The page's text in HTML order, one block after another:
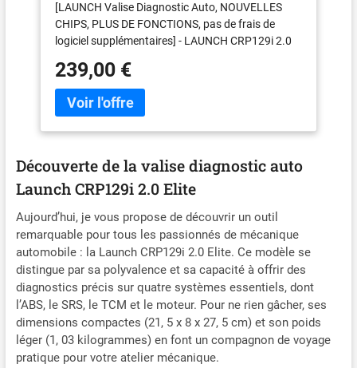
ABS/TPMS/Huile/EPB/SAS/BMS/Adbl
ue,Codage Injecteurs,DPF
Regen,Fonctionnement de
l'écran&Boutons
[LAUNCH Valise Diagnostic Auto, NOUVELLES
CHIPS, PLUS DE FONCTIONS, pas de frais de
logiciel supplémentaires] - LAUNCH CRP129i 2.0
écran tactile HD 720P de 5 pouces, conception de
clavier pour une meilleure opération, 👍Upgrade
Fast 8.1 Android, 32G RAM, 6100mah BAT ; 👍
obtenir des informations de diagnostic de manière
efficace et efficiente. 🔥La mise à jour à vie en un
clic vous permet d'utiliser le dernier logiciel. 👍👍
[Mise à niveau 12 RESET-SERVICES ]+ [BATTERY
VOLTAGE TEST] - LAUNCH CRP129i 2.0 prend en
charge 12 fonctions de service de réinitialisation, y
compris
frein/huile/EPB/SAS/TPMS/BMS/AFS/AF
réinitialisation, codage d'injecteur, ABS purge,
réglage du papillon des gaz, DPF régénération👍
L'affichage graphique de la tension de la batterie
est plus facile et plus intuitif pour les moniteurs en
temps réel à vérifier. Il montre non seulement
239,00 €
Découverte de la valise diagnostic auto
Launch CRP129i 2.0 Elite
Aujourd’hui, je vous propose de découvrir un outil
remarquable pour tous les passionnés de mécanique
automobile : la Launch CRP129i 2.0 Elite. Ce modèle se
distingue par sa polyvalence et sa capacité à offrir des
diagnostics précis sur quatre systèmes essentiels, dont
l’ABS, le SRS, le TCM et le moteur. Pour ne rien gâcher, ses
dimensions compactes (21, 5 x 8 x 27, 5 cm) et son poids
léger (1, 03 kilogrammes) en font un compagnon de voyage
pratique pour votre atelier mécanique.